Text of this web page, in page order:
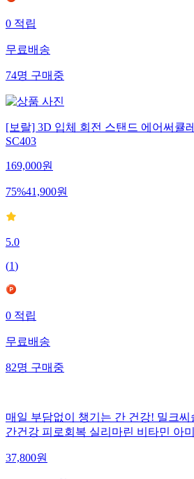
0적립
무료배송
74명구매중
[보랄] 3D 입체 회전 스탠드 에어써큘
SC403
169,000원
75%41,900원
5.0
(1)
0적립
무료배송
82명구매중
매일 부담없이 챙기는 간 건강! 밀크씨
간건강 피로회복 실리마린 비타민 아
37,800원